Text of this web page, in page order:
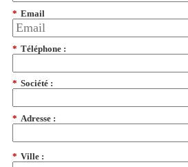
* Email
* Téléphone :
* Société :
* Adresse :
* Ville :